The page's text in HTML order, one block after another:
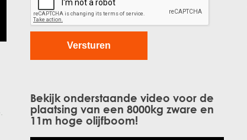
Bekijk onderstaande video voor de
plaatsing van een 8000kg zware en
11m hoge olijfboom!